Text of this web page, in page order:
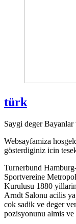
türk
Saygi deger
Websayfamiza
gösterdiginiz icin
Turnerbund
Sportvereine
Kurulusu 1880
Arndt Salonu acilis
cok sadik ve deger
pozisyonunu almis